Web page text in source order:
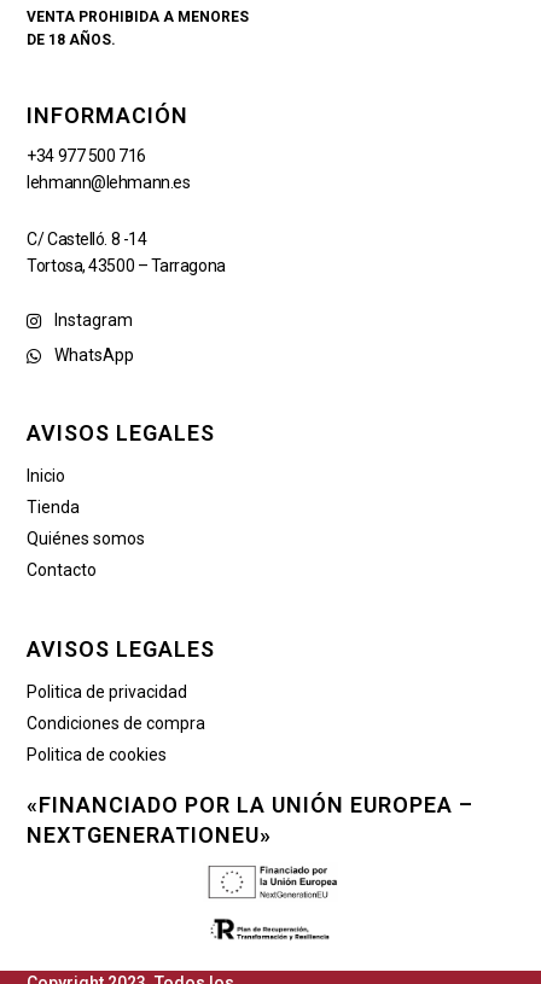
VENTA PROHIBIDA A MENORES
DE 18 AÑOS.
INFORMACIÓN
+34 977 500 716
lehmann@lehmann.es
C/ Castelló. 8 -14
Tortosa, 43500 – Tarragona
Instagram
WhatsApp
AVISOS LEGALES
Inicio
Tienda
Quiénes somos
Contacto
AVISOS LEGALES
Politica de privacidad
Condiciones de compra
Politica de cookies
«FINANCIADO POR LA UNIÓN EUROPEA –
NEXTGENERATIONEU»